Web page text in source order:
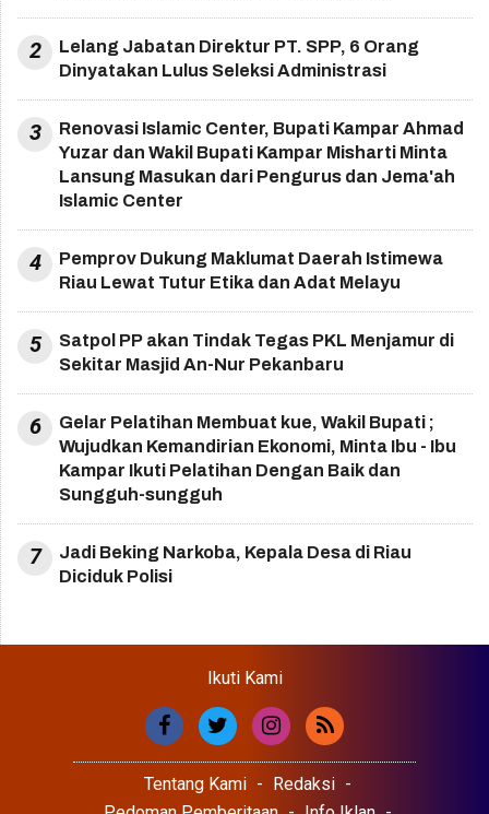
2
Lelang Jabatan Direktur PT. SPP, 6 Orang
Dinyatakan Lulus Seleksi Administrasi
3
Renovasi Islamic Center, Bupati Kampar Ahmad
Yuzar dan Wakil Bupati Kampar Misharti Minta
Lansung Masukan dari Pengurus dan Jema'ah
Islamic Center
4
Pemprov Dukung Maklumat Daerah Istimewa
Riau Lewat Tutur Etika dan Adat Melayu
5
Satpol PP akan Tindak Tegas PKL Menjamur di
Sekitar Masjid An-Nur Pekanbaru
6
Gelar Pelatihan Membuat kue, Wakil Bupati ;
Wujudkan Kemandirian Ekonomi, Minta Ibu - Ibu
Kampar Ikuti Pelatihan Dengan Baik dan
Sungguh-sungguh
7
Jadi Beking Narkoba, Kepala Desa di Riau
Diciduk Polisi
Ikuti Kami
Tentang Kami
Redaksi